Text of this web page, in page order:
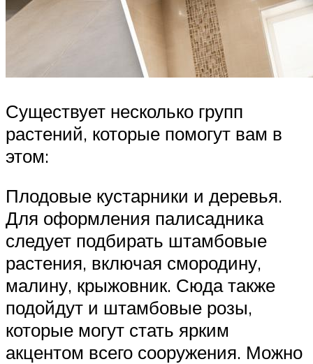
Существует несколько групп
растений, которые помогут вам в
этом:
Плодовые кустарники и деревья.
Для оформления палисадника
следует подбирать штамбовые
растения, включая смородину,
малину, крыжовник. Сюда также
подойдут и штамбовые розы,
которые могут стать ярким
акцентом всего сооружения. Можно